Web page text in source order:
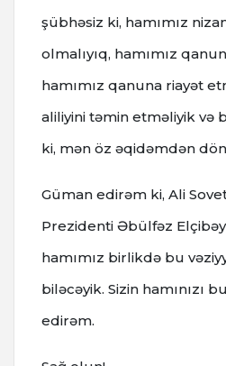
şübhəsiz ki, hamımız
olmalıyıq, hamımız
hamımız qanuna riayət
aliliyini təmin etməliyik və
ki, mən öz əqidəmdən
Güman edirəm ki, Ali
Prezidenti Əbülfəz
hamımız birlikdə bu
biləcəyik. Sizin hamınızı
edirəm.